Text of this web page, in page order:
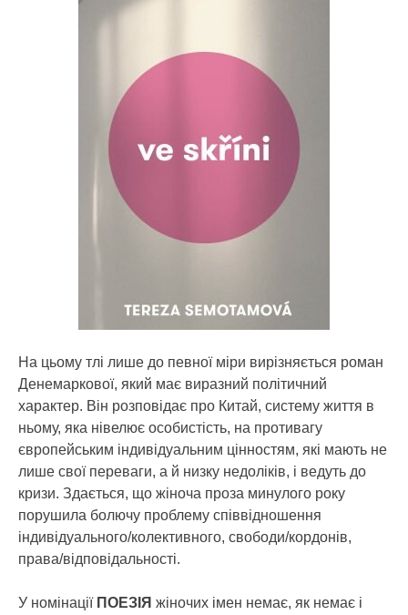
На цьому тлі лише до певної міри вирізняється роман
Денемаркової, який має виразний політичний
характер. Він розповідає про Китай, систему життя в
ньому, яка нівелює особистість, на противагу
європейським індивідуальним цінностям, які мають не
лише свої переваги, а й низку недоліків, і ведуть до
кризи. Здається, що жіноча проза минулого року
порушила болючу проблему співвідношення
індивідуального/колективного, свободи/кордонів,
права/відповідальності.
У номінації ПОЕЗІЯ жіночих імен немає, як немає і